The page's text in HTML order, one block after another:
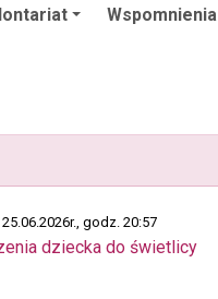
Wspomnienia
godz. 20:57
dziecka do świetlicy